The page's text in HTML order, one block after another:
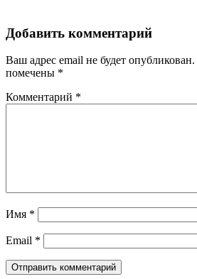
Добавить комментарий
Ваш адрес email не будет опубликован.
помечены *
Комментарий *
Имя *
Email *